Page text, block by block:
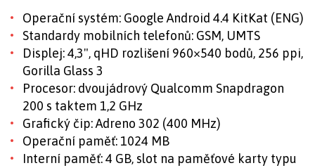
Operační systém: Google Android 4.4 KitKat (ENG)
Standardy mobilních telefonů: GSM, UMTS
Displej: 4,3", qHD rozlišení 960×540 bodů, 256 ppi,
Gorilla Glass 3
Procesor: dvoujádrový Qualcomm Snapdragon
200 s taktem 1,2 GHz
Grafický čip: Adreno 302 (400 MHz)
Operační paměť: 1024 MB
Interní paměť: 4 GB, slot na paměťové karty typu